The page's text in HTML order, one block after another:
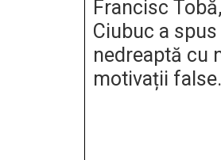
Francisc
Ciubuc a
nedreaptă cu
motivații false.